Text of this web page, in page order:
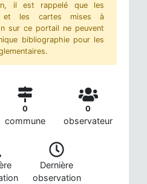
il est rappelé que les
et les cartes mises à
sur ce portail ne peuvent
bibliographie pour les
0
commune
0
observateur
Dernière
observation